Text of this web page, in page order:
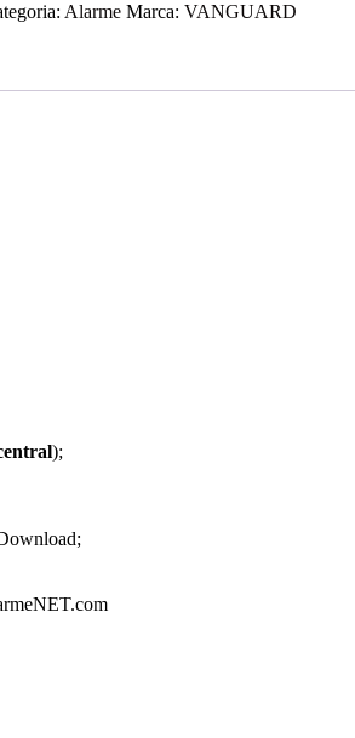
Alarme Marca: VANGUARD
);